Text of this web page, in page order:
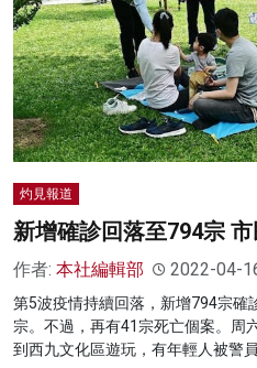
灼見報道
新增確診回落至794宗
作者: 本社編輯部 2022-04-
第5波疫情持續回落，新增794宗確
宗。不過，再有41宗死亡個案。周
到西九文化區遊玩，有年輕人被警